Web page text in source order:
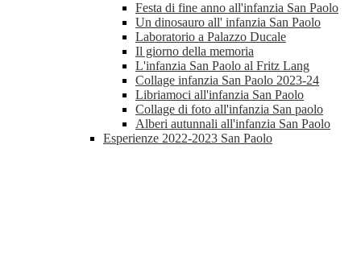
Festa di fine anno all'infanzia San Paolo
Un dinosauro all' infanzia San Paolo
Laboratorio a Palazzo Ducale
Il giorno della memoria
L'infanzia San Paolo al Fritz Lang
Collage infanzia San Paolo 2023-24
Libriamoci all'infanzia San Paolo
Collage di foto all'infanzia San paolo
Alberi autunnali all'infanzia San Paolo
Esperienze 2022-2023 San Paolo